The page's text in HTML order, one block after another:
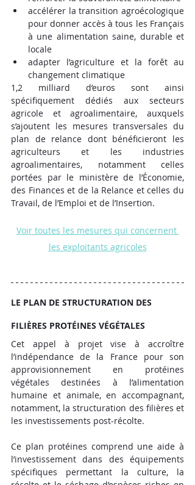
accélérer la transition agroécologique
pour donner accès à tous les Français
à une alimentation saine, durable et
locale
adapter l’agriculture et la forêt au
changement climatique
1,2 milliard d’euros sont ainsi
spécifiquement dédiés aux secteurs
agricole et agroalimentaire, auxquels
s’ajoutent les mesures transversales du
plan de relance dont bénéficieront les
agriculteurs et les industries
agroalimentaires, notamment celles
portées par le ministère de l’Économie,
des Finances et de la Relance et celles du
Travail, de l’Emploi et de l’Insertion.
Voir toutes les mesures qui concernent
les exploitants agricoles
LE PLAN DE STRUCTURATION DES
FILIÈRES PROTÉINES VÉGÉTALES
Cet appel à projet vise à accroître
l’indépendance de la France pour son
approvisionnement en protéines
végétales destinées à l’alimentation
humaine et animale, en accompagnant,
notamment, la structuration des filières et
les investissements post-récolte.
Ce plan protéines comprend une aide à
l’investissement dans des équipements
spécifiques permettant la culture, la